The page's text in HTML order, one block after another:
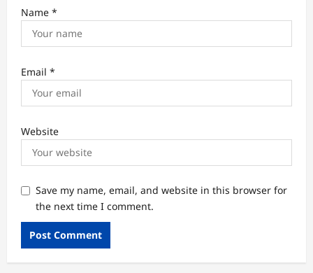
Name *
Email *
Website
Save my name, email, and website in this browser for
the next time I comment.